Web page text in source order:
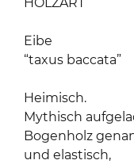
Eibe
“taxus baccata”
Heimisch.
Mythisch
Bogenholz
und elastisch,